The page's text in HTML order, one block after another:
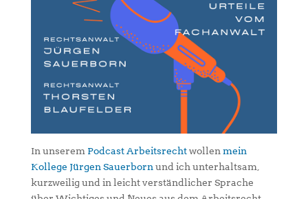
In unserem Podcast Arbeitsrechtwollen mein
Kollege Jürgen Sauerborn und ich unterhaltsam,
kurzweilig und in leicht verständlicher Sprache